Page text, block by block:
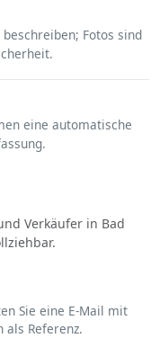
Fotos sind
eine automatische
Verkäufer in Bad
Sie eine E-Mail mit
als Referenz.